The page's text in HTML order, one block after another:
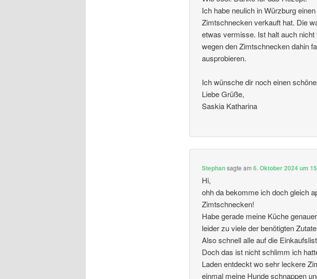
Ich habe neulich in Würzburg
Zimtschnecken verkauft hat. Die
etwas vermisse. Ist halt auch
wegen den Zimtschnecken dahin
ausprobieren.
Ich wünsche dir noch einen
Liebe Grüße,
Saskia Katharina
Stephansagte am6. Oktober 2024 um
Hi,
ohh da bekomme ich doch gleich
Zimtschnecken!
Habe gerade meine Küche
leider zu viele der benötigten
Also schnell alle auf die
Doch das ist nicht schlimm ich
Laden entdeckt wo sehr leckere
einmal meine Hunde schnappen